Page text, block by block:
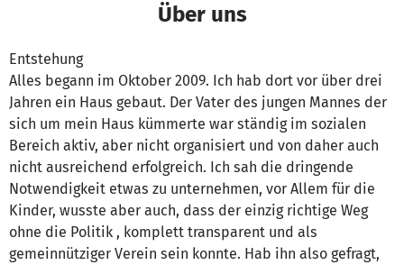
Über uns
Entstehung
Alles begann im Oktober 2009. Ich hab dort vor über drei
Jahren ein Haus gebaut. Der Vater des jungen Mannes der
sich um mein Haus kümmerte war ständig im sozialen
Bereich aktiv, aber nicht organisiert und von daher auch
nicht ausreichend erfolgreich. Ich sah die dringende
Notwendigkeit etwas zu unternehmen, vor Allem für die
Kinder, wusste aber auch, dass der einzig richtige Weg
ohne die Politik , komplett transparent und als
gemeinnütziger Verein sein konnte. Hab ihn also gefragt,